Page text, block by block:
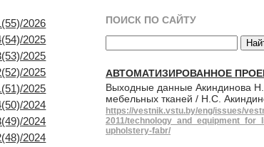
2026
2025
2025
2025
2025
2024
2024
2024
ПОИСК ПО САЙТУ
АВТОМАТИЗИРОВАННОЕ
Выходные данные Акиндинова
мебельных тканей / Н.С.
https://vestnik.vstu.by/eng/issues/
2011/
upholstery-fabr/